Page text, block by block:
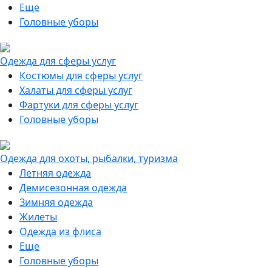
Еще
Головные уборы
Одежда для сферы услуг
Костюмы для сферы услуг
Халаты для сферы услуг
Фартуки для сферы услуг
Головные уборы
Одежда для охоты, рыбалки, туризма
Летняя одежда
Демисезонная одежда
Зимняя одежда
Жилеты
Одежда из флиса
Еще
Головные уборы